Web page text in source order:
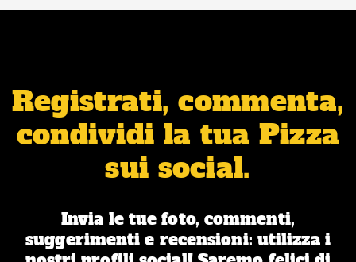
Registrati, commenta,
condividi la tua Pizza
sui social.
Invia le tue foto, commenti,
suggerimenti e recensioni: utilizza i